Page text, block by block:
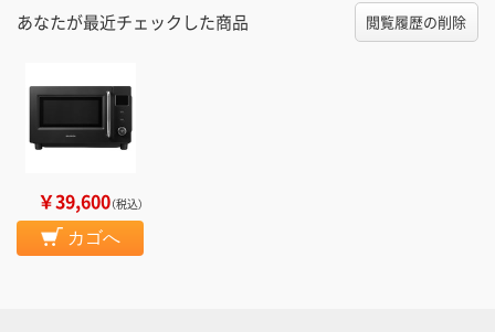
あなたが最近チェックした商品 閲覧履歴の削除
￥39,600（税込）
カゴへ